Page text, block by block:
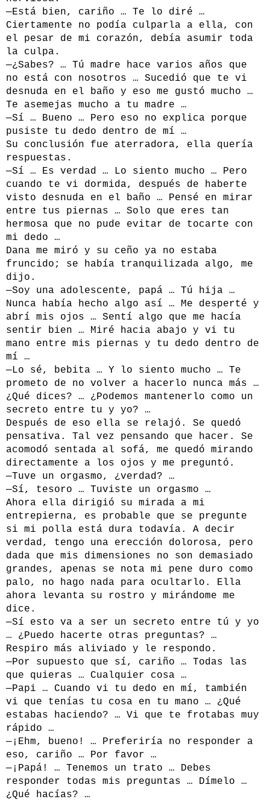
—Está bien, cariño … Te lo diré …
Ciertamente no podía culparla a ella, con
el pesar de mi corazón, debía asumir toda
la culpa.
—¿Sabes? … Tú madre hace varios años que
no está con nosotros … Sucedió que te vi
desnuda en el baño y eso me gustó mucho …
Te asemejas mucho a tu madre …
—Sí … Bueno … Pero eso no explica porque
pusiste tu dedo dentro de mí …
Su conclusión fue aterradora, ella quería
respuestas.
—Sí … Es verdad … Lo siento mucho … Pero
cuando te vi dormida, después de haberte
visto desnuda en el baño … Pensé en mirar
entre tus piernas … Solo que eres tan
hermosa que no pude evitar de tocarte con
mi dedo …
Dana me miró y su ceño ya no estaba
fruncido; se había tranquilizada algo, me
dijo.
—Soy una adolescente, papá … Tú hija …
Nunca había hecho algo así … Me desperté y
abrí mis ojos … Sentí algo que me hacía
sentir bien … Miré hacia abajo y vi tu
mano entre mis piernas y tu dedo dentro de
mí …
—Lo sé, bebita … Y lo siento mucho … Te
prometo de no volver a hacerlo nunca más …
¿Qué dices? … ¿Podemos mantenerlo como un
secreto entre tu y yo? …
Después de eso ella se relajó. Se quedó
pensativa. Tal vez pensando que hacer. Se
acomodó sentada al sofá, me quedó mirando
directamente a los ojos y me preguntó.
—Tuve un orgasmo, ¿verdad? …
—Sí, tesoro … Tuviste un orgasmo …
Ahora ella dirigió su mirada a mi
entrepierna, es probable que se pregunte
si mi polla está dura todavía. A decir
verdad, tengo una erección dolorosa, pero
dada que mis dimensiones no son demasiado
grandes, apenas se nota mi pene duro como
palo, no hago nada para ocultarlo. Ella
ahora levanta su rostro y mirándome me
dice.
—Sí esto va a ser un secreto entre tú y yo
… ¿Puedo hacerte otras preguntas? …
Respiro más aliviado y le respondo.
—Por supuesto que sí, cariño … Todas las
que quieras … Cualquier cosa …
—Papi … Cuando vi tu dedo en mí, también
vi que tenías tu cosa en tu mano … ¿Qué
estabas haciendo? … Vi que te frotabas muy
rápido …
—¡Ehm, bueno! … Preferiría no responder a
eso, cariño … Por favor …
—¡Papá! … Tenemos un trato … Debes
responder todas mis preguntas … Dímelo …
¿Qué hacías? …